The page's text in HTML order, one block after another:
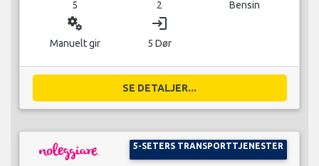
5 2 Bensin
miscellaneous_services
Manuelt gir
login
5 Dør
SE DETALJER...
5-SETERS TRANSPORTTJENESTER